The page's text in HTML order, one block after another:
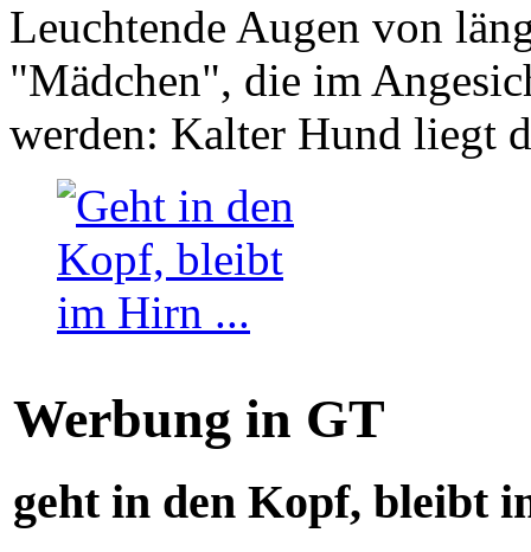
Leuchtende Augen von
"Mädchen", die im
werden: Kalter Hund liegt
Werbung in GT
geht in den Kopf, bleibt